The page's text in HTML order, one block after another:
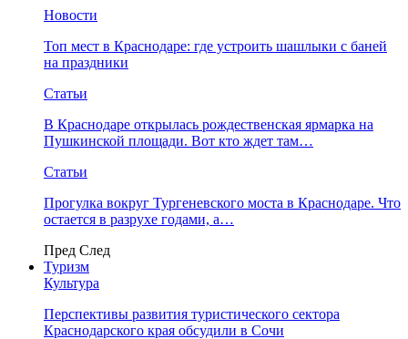
Новости
Топ мест в Краснодаре: где устроить шашлыки с баней
на праздники
Статьи
В Краснодаре открылась рождественская ярмарка на
Пушкинской площади. Вот кто ждет там…
Статьи
Прогулка вокруг Тургеневского моста в Краснодаре. Что
остается в разрухе годами, а…
Пред След
Туризм
Культура
Перспективы развития туристического сектора
Краснодарского края обсудили в Сочи